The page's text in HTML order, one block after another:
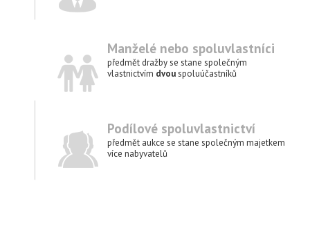
Manželé nebo spoluvlastníci
předmět dražby se stane společným
vlastnictvím dvouspoluúčastníků
Podílové spolu­vlastnictví
předmět aukce se stane společným majetkem
více nabyvatelů